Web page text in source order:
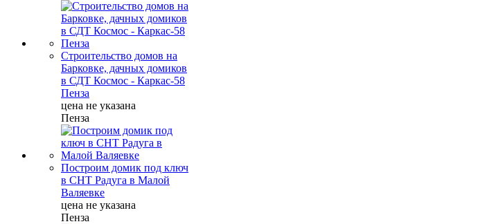
Строительство домов на
Барковке, дачных домиков
в СДТ Космос - Каркас-58
Пенза
цена не указана
Пенза
Построим домик под ключ
в СНТ Радуга в Малой
Валяевке
цена не указана
Пенза